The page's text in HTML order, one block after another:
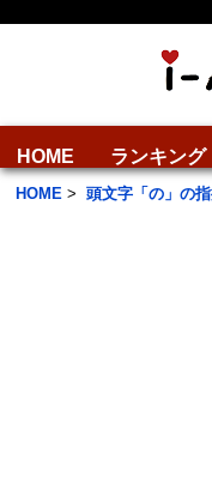
HOME ランキング
HOME > 頭文字「の」の